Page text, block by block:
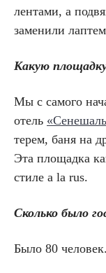
лентами, а
заменили
Какую
Мы с самого
отель
терем, баня на
Эта площадка
стиле a la rus.
Сколько было
Было 80 человек.